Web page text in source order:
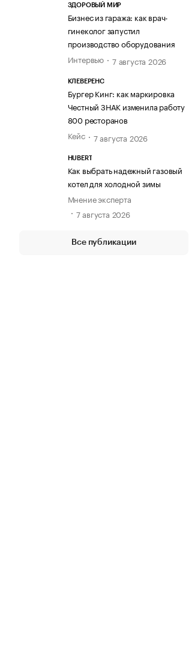
ЗДОРОВЫЙ МИР
Бизнес из гаража: как врач-
гинеколог запустил
производство оборудования
Интервью
7 августа 2026
КЛЕВЕРЕНС
Бургер Кинг: как маркировка
Честный ЗНАК изменила работу
800 ресторанов
Кейс
7 августа 2026
HUBERT
Как выбрать надежный газовый
котел для холодной зимы
Мнение эксперта
7 августа 2026
Все публикации